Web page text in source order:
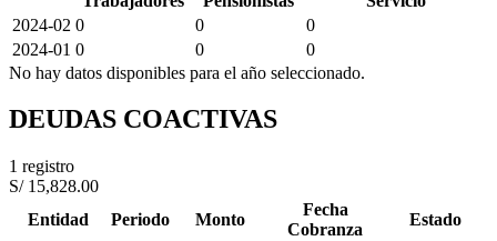
2024-02 0 0
0
2024-01 0 0
0
No hay datos disponibles para el año seleccionado.
DEUDAS COACTIVAS
1 registro
S/ 15,828.00
Entidad
Periodo Monto
Fecha
Cobranza
Estado